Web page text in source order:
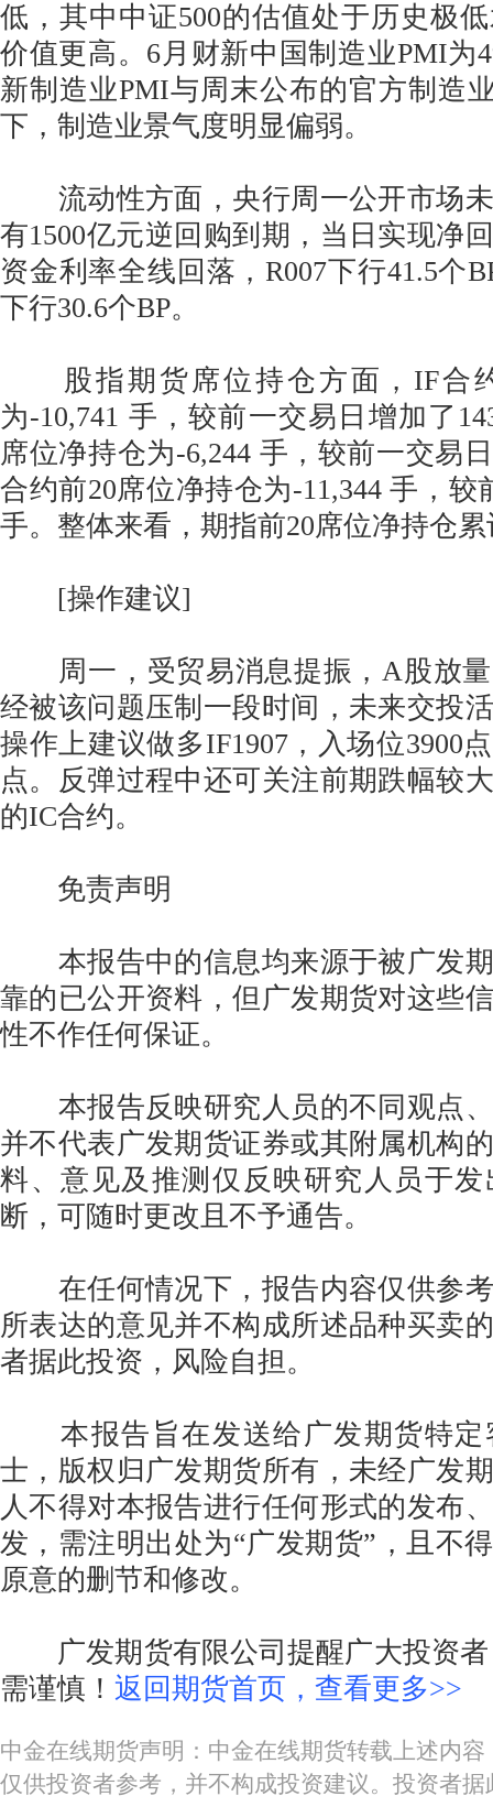
低，其中中证500的估值处于历史极
价值更高。6月财新中国制造业PMI为
新制造业PMI与周末公布的官方制造
下，制造业景气度明显偏弱。
流动性方面，央行周一公开市场未
有1500亿元逆回购到期，当日实现净
资金利率全线回落，R007下行41.5个
下行30.6个BP。
股指期货席位持仓方面，IF合
为-10,741 手，较前一交易日增加了
席位净持仓为-6,244 手，较前一交易
合约前20席位净持仓为-11,344 手，较
手。整体来看，期指前20席位净持仓
[操作建议]
周一，受贸易消息提振，A股放量
经被该问题压制一段时间，未来交投
操作上建议做多IF1907，入场位3900
点。反弹过程中还可关注前期跌幅较
的IC合约。
免责声明
本报告中的信息均来源于被广发期
靠的已公开资料，但广发期货对这些
性不作任何保证。
本报告反映研究人员的不同观点、
并不代表广发期货证券或其附属机构
料、意见及推测仅反映研究人员于
断，可随时更改且不予通告。
在任何情况下，报告内容仅供参考
所表达的意见并不构成所述品种买卖
者据此投资，风险自担。
本报告旨在发送给广发期货特定
士，版权归广发期货所有，未经广发
人不得对本报告进行任何形式的发布
发，需注明出处为“广发期货”，且不
原意的删节和修改。
广发期货有限公司提醒广大投资者
需谨慎！ 返回期货首页，查看更多>>
中金在线期货声明：中金在线期货转载上述内
仅供投资者参考，并不构成投资建议。投资者